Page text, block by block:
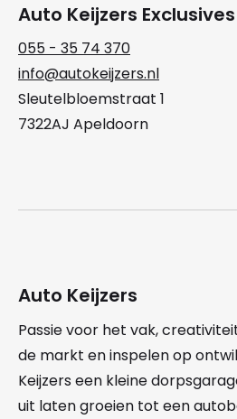
Auto Keijzers Exclusives
055 - 35 74 370
info@autokeijzers.nl
Sleutelbloemstraat 1
7322AJ Apeldoorn
Auto Keijzers
Passie voor het vak,
de markt en inspelen op
Keijzers een kleine
uit laten groeien tot een